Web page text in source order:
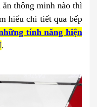
thông minh nào thì
hiểu chi tiết qua bếp
tính năng hiện
.